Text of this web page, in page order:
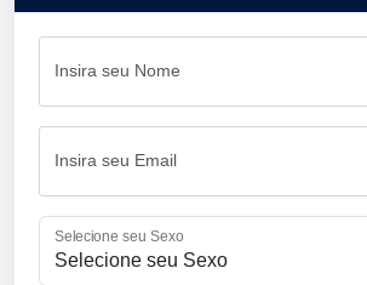
Insira seu Nome
Insira seu Email
Selecione seu Sexo